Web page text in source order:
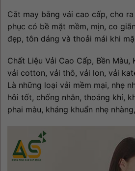
Cắt may bằng vải cao cấp, cho
phục có bề mặt mềm, mịn, co
đẹp, tôn dáng và thoải mái khi
Chất Liệu Vải Cao Cấp, Bền Màu,
vải cotton, vải thô, vải lon, vải
Là những loại vải mềm mại, nhẹ
hôi tốt, chống nhăn, thoáng khí,
phai màu, kháng khuẩn nhẹ